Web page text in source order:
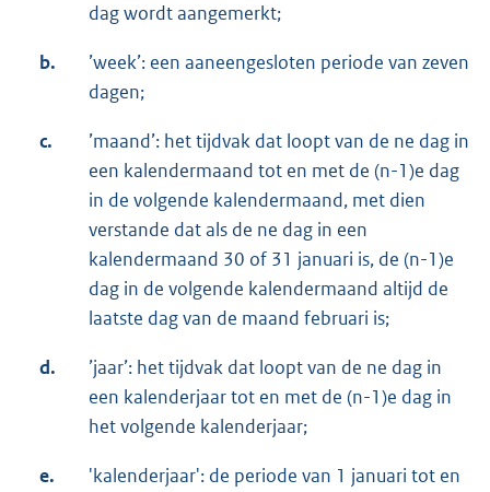
dag wordt aangemerkt;
b.
’week’: een aaneengesloten periode van zeven
dagen;
c.
’maand’: het tijdvak dat loopt van de ne dag in
een kalendermaand tot en met de (n-1)e dag
in de volgende kalendermaand, met dien
verstande dat als de ne dag in een
kalendermaand 30 of 31 januari is, de (n-1)e
dag in de volgende kalendermaand altijd de
laatste dag van de maand februari is;
d.
’jaar’: het tijdvak dat loopt van de ne dag in
een kalenderjaar tot en met de (n-1)e dag in
het volgende kalenderjaar;
e.
'kalenderjaar': de periode van 1 januari tot en